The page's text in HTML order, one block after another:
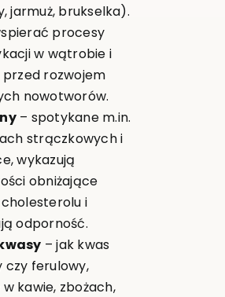
jarmuż, brukselka).
procesy
w wątrobie i
rozwojem
nowotworów.
– spotykane m.in.
strączkowych i
wykazują
obniżające
i
odporność.
– jak kwas
czy ferulowy,
kawie, zbożach,